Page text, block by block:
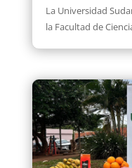
La Universidad
la Facultad de